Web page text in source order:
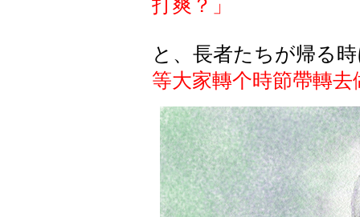
打爽？」
と、長者たちが帰る
等大家轉个時節帶轉去